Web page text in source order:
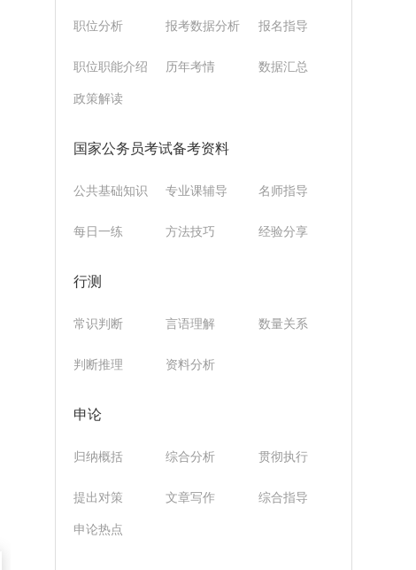
职位分析 报考数据分析 报名指导
职位职能介绍 历年考情 数据汇总
政策解读
国家公务员考试备考资料
公共基础知识 专业课辅导 名师指导
每日一练 方法技巧 经验分享
行测
常识判断 言语理解 数量关系
判断推理 资料分析
申论
归纳概括 综合分析 贯彻执行
提出对策 文章写作 综合指导
申论热点